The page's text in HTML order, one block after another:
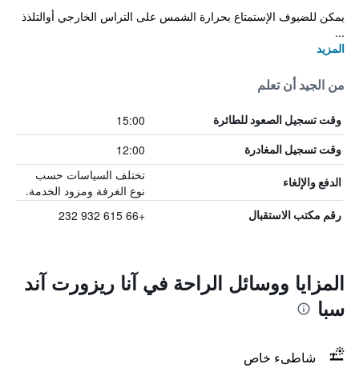
يمكن للضيوف الإستمتاع بحرارة الشمس على التراس الخارجي أوالتلذذ
...
المزيد
من الجيد أن تعلم
وقت تسجيل الصعود للطائرة 15:00
وقت تسجيل المغادرة 12:00
الدفع والإلغاء
تختلف السياسات حسب
نوع الغرفة ومزود الخدمة.
رقم مكتب الاستقبال +66 615 932 232
المزايا ووسائل الراحة في آنا ريزورت آند
سبا
شاطىء خاص